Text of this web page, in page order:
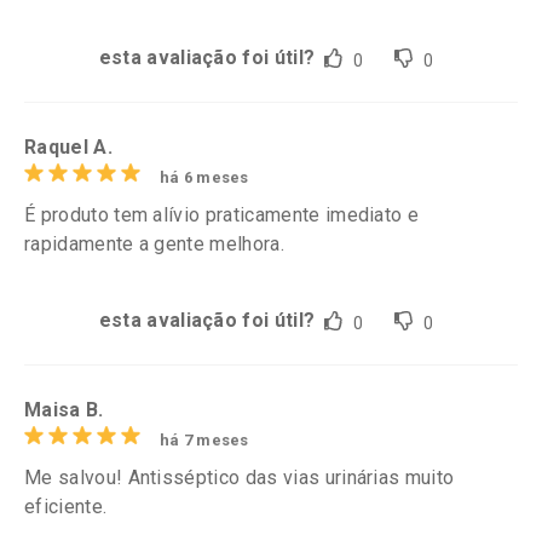
esta avaliação foi útil? 0 0
Raquel A.
há 6 meses
É produto tem alívio praticamente imediato e
rapidamente a gente melhora.
esta avaliação foi útil? 0 0
Maisa B.
há 7 meses
Me salvou! Antisséptico das vias urinárias muito
eficiente.